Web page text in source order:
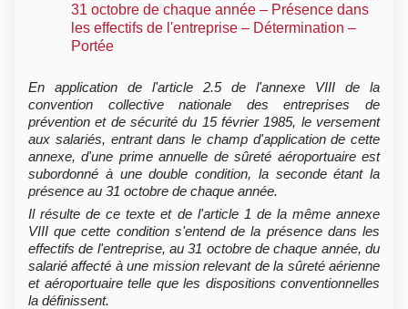
31 octobre de chaque année – Présence dans
les effectifs de l'entreprise – Détermination –
Portée
En application de l'article 2.5 de l'annexe VIII de la
convention collective nationale des entreprises de
prévention et de sécurité du 15 février 1985, le versement
aux salariés, entrant dans le champ d'application de cette
annexe, d'une prime annuelle de sûreté aéroportuaire est
subordonné à une double condition, la seconde étant la
présence au 31 octobre de chaque année.
Il résulte de ce texte et de l'article 1 de la même annexe
VIII que cette condition s'entend de la présence dans les
effectifs de l'entreprise, au 31 octobre de chaque année, du
salarié affecté à une mission relevant de la sûreté aérienne
et aéroportuaire telle que les dispositions conventionnelles
la définissent.